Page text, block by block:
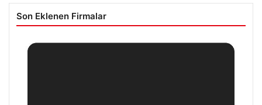
Son Eklenen Firmalar